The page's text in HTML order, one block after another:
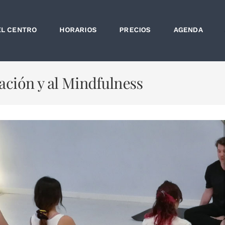
CENTRO HORARIOS PRECIOS AGENDA
y al Mindfulness